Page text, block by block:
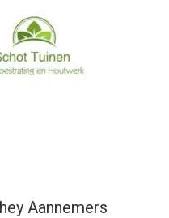
Aannemers